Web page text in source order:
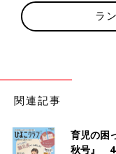
ラ
関連記事
育児の困
秋号』 4